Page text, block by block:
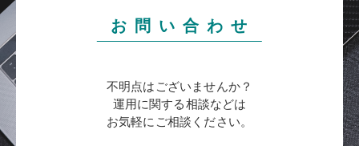
お 問 い 合 わ せ
不明点はございませんか？
運用に関する相談などは
お気軽にご相談ください。